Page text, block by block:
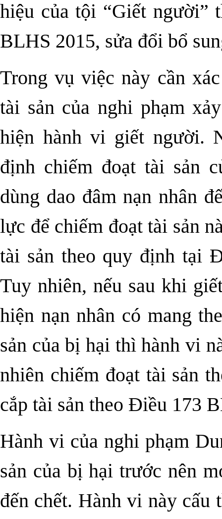
hiệu của tội “Giết người”
BLHS 2015, sửa đổi bổ
Trong vụ việc này cần
tài sản của nghi phạm
hiện hành vi giết người.
định chiếm đoạt tài sản
dùng dao đâm nạn nhân
lực để chiếm đoạt tài sản
tài sản theo quy định tại
Tuy nhiên, nếu sau khi
hiện nạn nhân có mang
sản của bị hại thì hành vi
nhiên chiếm đoạt tài sản
cắp tài sản theo Điều 173
Hành vi của nghi phạm
sản của bị hại trước nên
đến chết. Hành vi này cấu